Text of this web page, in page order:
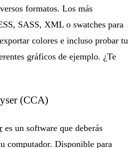
formatos. Los más
SASS, XML o swatches para
colores e incluso probar tu
gráficos de ejemplo. ¿Te
(CCA)
es un software que deberás
computador. Disponible para